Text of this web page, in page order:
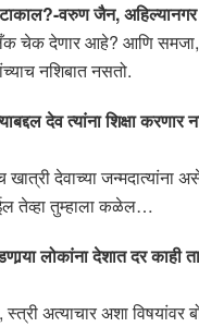
वरुण जैन, अहिल्यानगर
चेक देणार आहे? आणि
नशिबात नसतो.
देव त्यांना शिक्षा करणार
खात्री देवाच्या
तेव्हा तुम्हाला कळेल…
लोकांना देशात दर
स्त्री अत्याचार अशा